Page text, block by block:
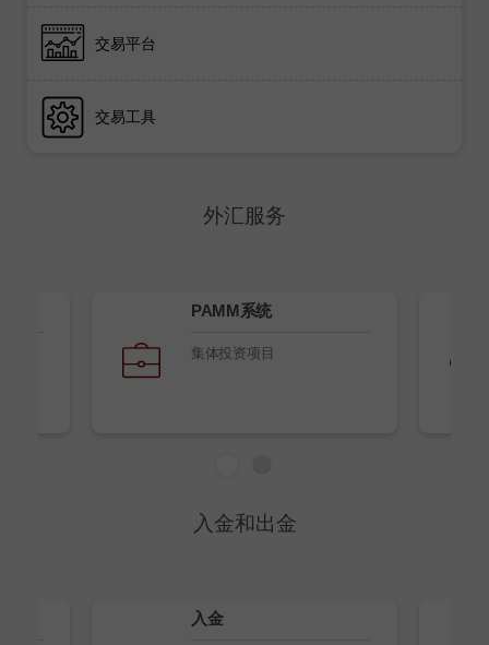
交易平台
交易工具
外汇服务
PAMM系统
集体投资项目
入金和出金
入金